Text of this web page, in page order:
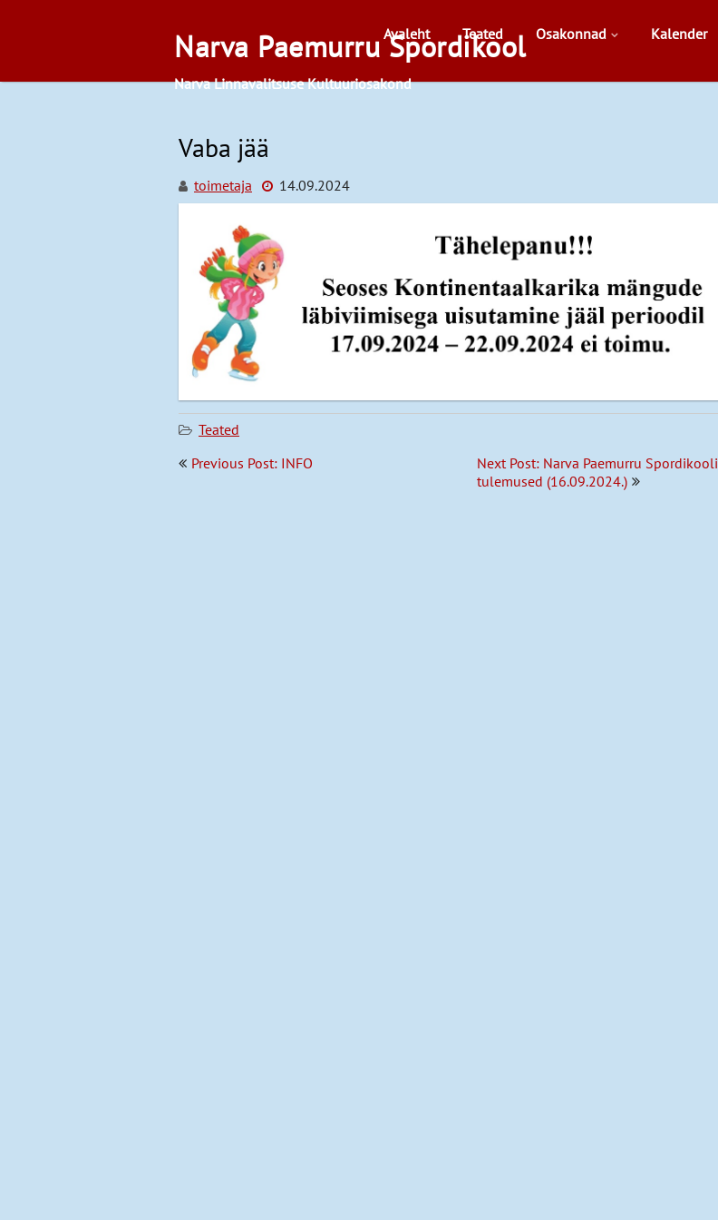
Narva Paemurru Spordikool
Narva Linnavalitsuse Kultuuriosakond
Avaleht Teated Osakonnad Kalender
Vaba jää
toimetaja 14.09.2024
Teated
Navigeerimine
Previous Post: INFO
Next Post: Narva Paemurru Spordikooli
tulemused (16.09.2024.)